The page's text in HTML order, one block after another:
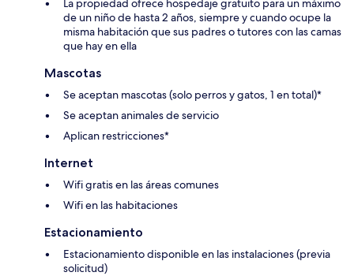
La propiedad ofrece hospedaje gratuito para un máximo
de un niño de hasta 2 años, siempre y cuando ocupe la
misma habitación que sus padres o tutores con las camas
que hay en ella
Mascotas
Se aceptan mascotas (solo perros y gatos, 1 en total)*
Se aceptan animales de servicio
Aplican restricciones*
Internet
Wifi gratis en las áreas comunes
Wifi en las habitaciones
Estacionamiento
Estacionamiento disponible en las instalaciones (previa
solicitud)